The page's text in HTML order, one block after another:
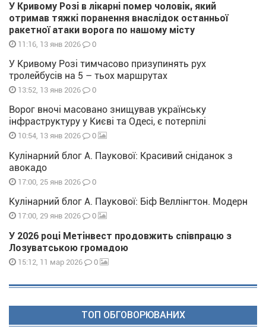
У Кривому Розі в лікарні помер чоловік, який
отримав тяжкі поранення внаслідок останньої
ракетної атаки ворога по нашому місту
11:16, 13 янв 2026 0
У Кривому Розі тимчасово призупинять рух
тролейбусів на 5 – тьох маршрутах
13:52, 13 янв 2026 0
Ворог вночі масовано знищував українську
інфраструктуру у Києві та Одесі, є потерпілі
10:54, 13 янв 2026 0
Кулінарний блог А. Паукової: Красивий сніданок з
авокадо
17:00, 25 янв 2026 0
Кулінарний блог А. Паукової: Біф Веллінгтон. Модерн
17:00, 29 янв 2026 0
У 2026 році Метінвест продовжить співпрацю з
Лозуватською громадою
15:12, 11 мар 2026 0
ТОП ОБГОВОРЮВАНИХ